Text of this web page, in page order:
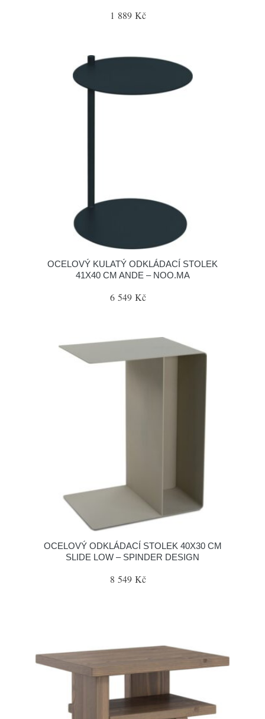
1 889 Kč
OCELOVÝ KULATÝ ODKLÁDACÍ STOLEK
41X40 CM ANDE – NOO.MA
6 549 Kč
OCELOVÝ ODKLÁDACÍ STOLEK 40X30 CM
SLIDE LOW – SPINDER DESIGN
8 549 Kč